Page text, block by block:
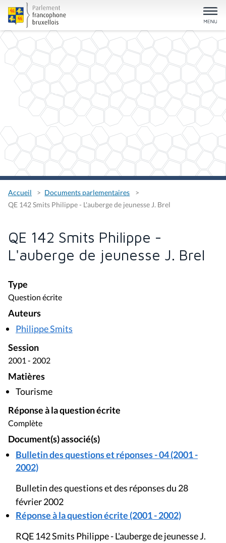
Accueil
Documents parlementaires
QE 142 Smits Philippe - L'auberge de jeunesse J. Brel
QE 142 Smits Philippe -
L'auberge de jeunesse J. Brel
Type
Question écrite
Auteurs
Philippe Smits
Session
2001 - 2002
Matières
Tourisme
Réponse à la question écrite
Complète
Document(s) associé(s)
Bulletin des questions et réponses - 04 (2001 -
2002)
Bulletin des questions et des réponses du 28
février 2002
Réponse à la question écrite (2001 - 2002)
RQE 142 Smits Philippe - L'auberge de jeunesse J.